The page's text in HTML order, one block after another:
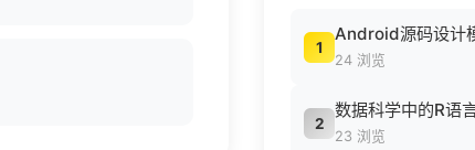
1
24 浏览
2
23 浏览